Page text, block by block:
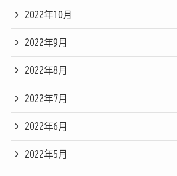
2022年10月
2022年9月
2022年8月
2022年7月
2022年6月
2022年5月